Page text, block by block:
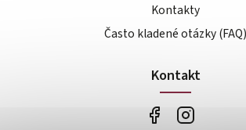
Kontakty
Často kladené otázky (FAQ)
Kontakt